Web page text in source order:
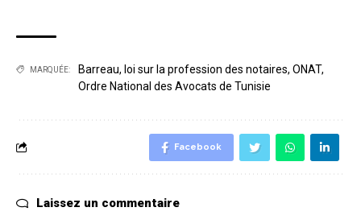
MARQUÉE: Barreau, loi sur la profession des notaires, ONAT,
Ordre National des Avocats de Tunisie
Facebook
Laissez un commentaire